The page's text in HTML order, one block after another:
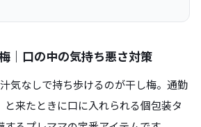
｜口の中の気持ち悪さ対策
気なしで持ち歩けるのが干し梅。通勤
来たときに口に入れられる個包装タ